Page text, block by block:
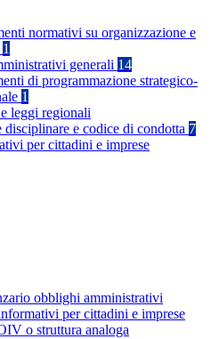
normativi su organizzazione e
1
generali 14
di programmazione strategico-
1
leggi regionali
disciplinare e codice di condotta 7
per cittadini e imprese
obblighi amministrativi
per cittadini e imprese
o struttura analoga